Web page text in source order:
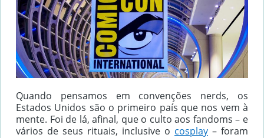
Quando pensamos em convenções nerds, os
Estados Unidos são o primeiro país que nos vem à
mente. Foi de lá, afinal, que o culto aos fandoms – e
vários de seus rituais, inclusive o cosplay – foram